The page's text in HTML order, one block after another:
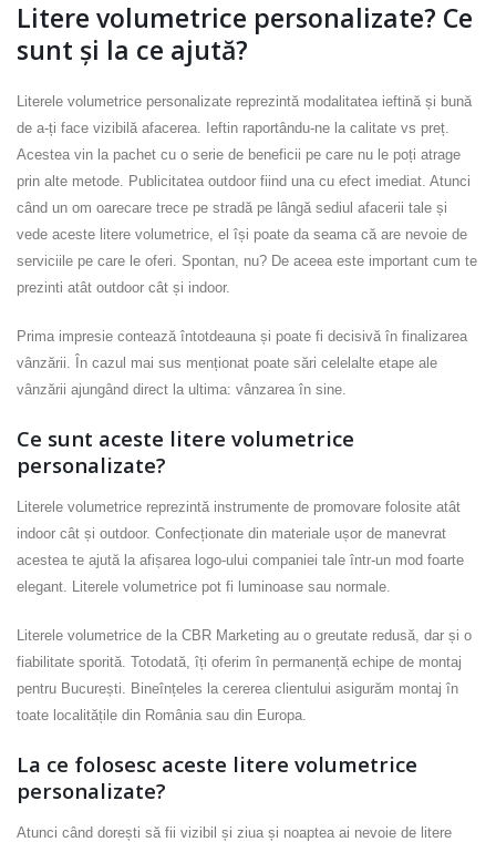
Litere volumetrice personalizate? Ce
sunt și la ce ajută?
Literele volumetrice personalizate reprezintă modalitatea ieftină și bună
de a-ți face vizibilă afacerea. Ieftin raportându-ne la calitate vs preț.
Acestea vin la pachet cu o serie de beneficii pe care nu le poți atrage
prin alte metode. Publicitatea outdoor fiind una cu efect imediat. Atunci
când un om oarecare trece pe stradă pe lângă sediul afacerii tale și
vede aceste litere volumetrice, el își poate da seama că are nevoie de
serviciile pe care le oferi. Spontan, nu? De aceea este important cum te
prezinti atât outdoor cât și indoor.
Prima impresie contează întotdeauna și poate fi decisivă în finalizarea
vânzării. În cazul mai sus menționat poate sări celelalte etape ale
vânzării ajungând direct la ultima: vânzarea în sine.
Ce sunt aceste litere volumetrice
personalizate?
Literele volumetrice reprezintă instrumente de promovare folosite atât
indoor cât și outdoor. Confecționate din materiale ușor de manevrat
acestea te ajută la afișarea logo-ului companiei tale într-un mod foarte
elegant. Literele volumetrice pot fi luminoase sau normale.
Literele volumetrice de la CBR Marketing au o greutate redusă, dar și o
fiabilitate sporită. Totodată, îți oferim în permanență echipe de montaj
pentru București. Bineînțeles la cererea clientului asigurăm montaj în
toate localitățile din România sau din Europa.
La ce folosesc aceste litere volumetrice
personalizate?
Atunci când dorești să fii vizibil și ziua și noaptea ai nevoie de litere